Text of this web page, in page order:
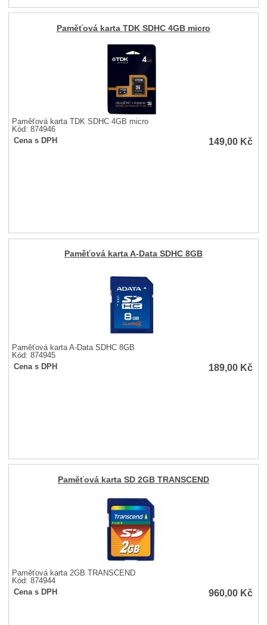
Paměťová karta TDK SDHC 4GB micro
Paměťová karta TDK SDHC 4GB micro
Kód: 874946
Cena s DPH
149,00 Kč
Paměťová karta A-Data SDHC 8GB
Paměťová karta A-Data SDHC 8GB
Kód: 874945
Cena s DPH
189,00 Kč
Paměťová karta SD 2GB TRANSCEND
Paměťová karta 2GB TRANSCEND
Kód: 874944
Cena s DPH
960,00 Kč